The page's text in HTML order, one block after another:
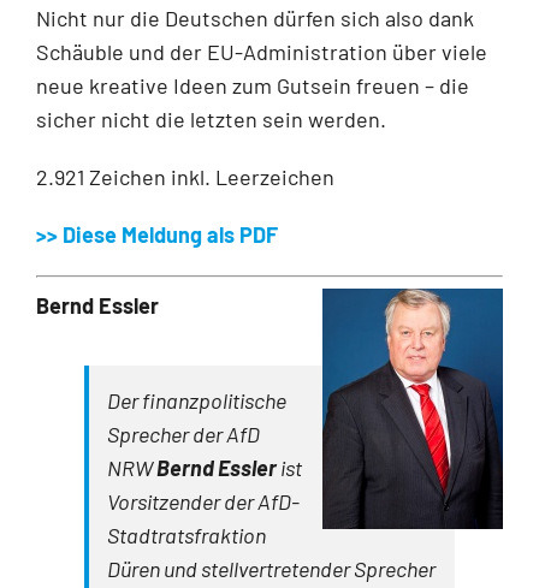
Nicht nur die Deutschen dürfen sich also dank
Schäuble und der EU-Administration über viele
neue kreative Ideen zum Gutsein freuen – die
sicher nicht die letzten sein werden.
2.921 Zeichen inkl. Leerzeichen
>> Diese Meldung als PDF
Bernd Essler
Der finanzpolitische
Sprecher der AfD
NRWBernd Esslerist
Vorsitzender der AfD-
Stadtrats­fraktion
Düren und stellvertretender Sprecher